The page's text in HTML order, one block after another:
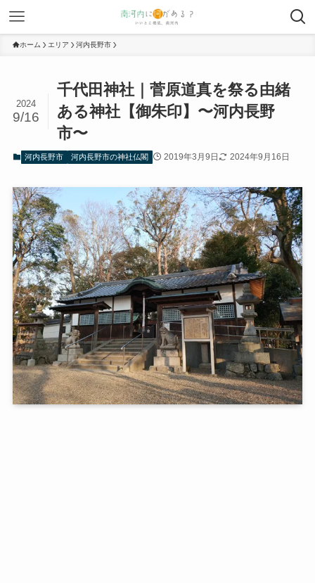
ホーム エリア 河内長野市
千代田神社｜菅原道真を祭る由緒
ある神社【御朱印】〜河内長野
市〜
2024
9/16
河内長野市 河内長野市の神社仏閣 2019年3月9日 2024年9月16日